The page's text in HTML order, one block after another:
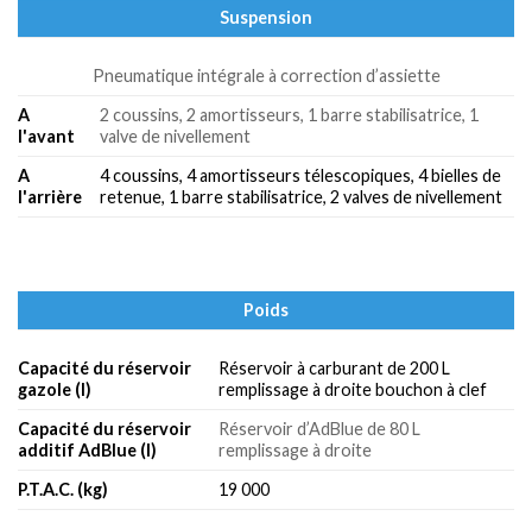
Suspension
Pneumatique intégrale à correction d’assiette
A
l'avant
2 coussins, 2 amortisseurs, 1 barre stabilisatrice, 1
valve de nivellement
A
l'arrière
4 coussins, 4 amortisseurs télescopiques, 4 bielles de
retenue, 1 barre stabilisatrice, 2 valves de nivellement
Poids
Capacité du réservoir
gazole (l)
Réservoir à carburant de 200 L
remplissage à droite bouchon à clef
Capacité du réservoir
additif AdBlue (l)
Réservoir d’AdBlue de 80 L
remplissage à droite
P.T.A.C. (kg)
19 000